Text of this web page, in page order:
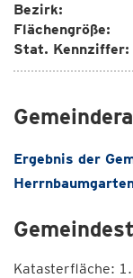
Bezirk:
Flächengröße:
Stat. Kennziffer:
Ergebnis der
Katasterfläche: